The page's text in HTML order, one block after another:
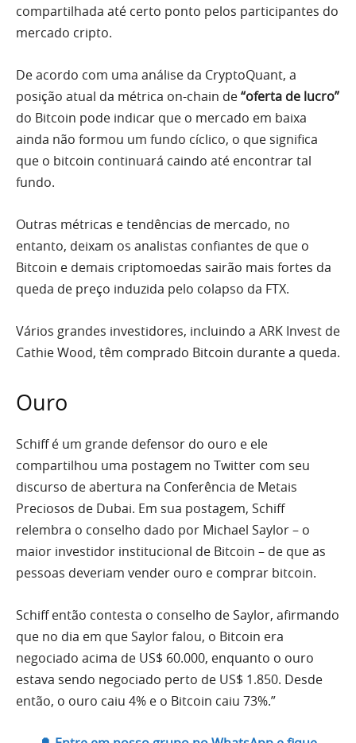
compartilhada até certo ponto pelos participantes do
mercado cripto.
De acordo com uma análise da CryptoQuant, a
posição atual da métrica on-chain de“oferta de lucro”
do Bitcoin pode indicar que o mercado em baixa
ainda não formou um fundo cíclico, o que significa
que o bitcoin continuará caindo até encontrar tal
fundo.
Outras métricas e tendências de mercado, no
entanto, deixam os analistas confiantes de que o
Bitcoin e demais criptomoedas sairão mais fortes da
queda de preço induzida pelo colapso da FTX.
Vários grandes investidores, incluindo a ARK Invest de
Cathie Wood, têm comprado Bitcoin durante a queda.
Ouro
Schiff é um grande defensor do ouro e ele
compartilhou uma postagem no Twitter com seu
discurso de abertura na Conferência de Metais
Preciosos de Dubai. Em sua postagem, Schiff
relembra o conselho dado por Michael Saylor – o
maior investidor institucional de Bitcoin – de que as
pessoas deveriam vender ouro e comprar bitcoin.
Schiff então contesta o conselho de Saylor, afirmando
que no dia em que Saylor falou, o Bitcoin era
negociado acima de US$ 60.000, enquanto o ouro
estava sendo negociado perto de US$ 1.850. Desde
então, o ouro caiu 4% e o Bitcoin caiu 73%.”